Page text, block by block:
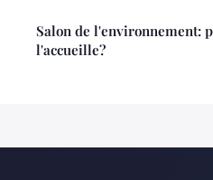
Salon de l'environnement:
l'accueille?